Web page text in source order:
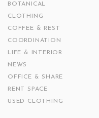
BOTANICAL
CLOTHING
COFFEE & REST
COORDINATION
LIFE & INTERIOR
NEWS
OFFICE & SHARE
RENT SPACE
USED CLOTHING